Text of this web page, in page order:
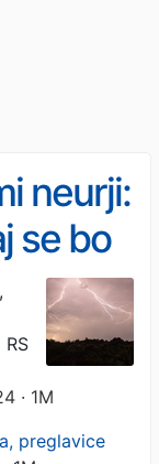
neurji:
se bo
· 1M
preglavice